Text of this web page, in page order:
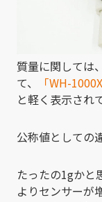
質量に関しては、
て、
「WH-
と軽く表示され
公称値としての
たったの1gかと
よりセンサーが